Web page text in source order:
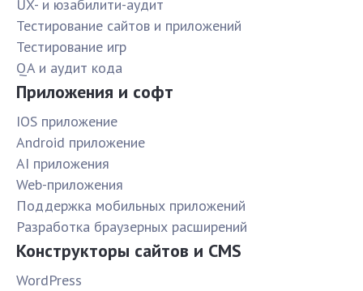
UX- и юзабилити-аудит
Тестирование сайтов и приложений
Тестирование игр
QA и аудит кода
Приложения и софт
IOS приложение
Android приложение
AI приложения
Web-приложения
Поддержка мобильных приложений
Разработка браузерных расширений
Конструкторы сайтов и CMS
WordPress